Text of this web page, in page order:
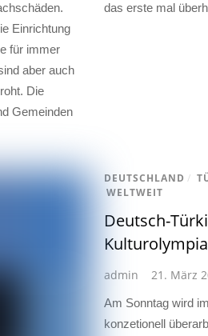
Einrichtung
für immer
aber auch
Die
Gemeinden
das erste mal
DEUTSCHLAND /
WELTWEIT
Deutsch-
admin 21. März
Am Sonntag wird
konzetionell